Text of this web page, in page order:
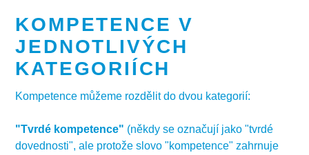
KOMPETENCE V
JEDNOTLIVÝCH
KATEGORIÍCH
Kompetence můžeme rozdělit do dvou kategorií:
"Tvrdé kompetence" (někdy se označují jako "tvrdé
dovednosti", ale protože slovo "kompetence" zahrnuje